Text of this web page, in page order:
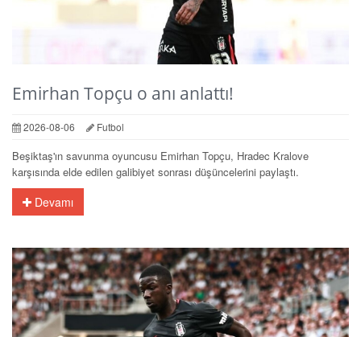
Emirhan Topçu o anı anlattı!
2026-08-06 Futbol
Beşiktaş'ın savunma oyuncusu Emirhan Topçu, Hradec Kralove
karşısında elde edilen galibiyet sonrası düşüncelerini paylaştı.
Devamı